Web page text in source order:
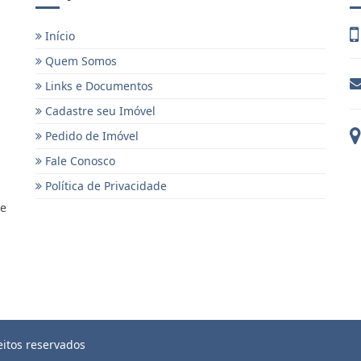
Início
Quem Somos
Links e Documentos
Cadastre seu Imóvel
Pedido de Imóvel
Fale Conosco
Política de Privacidade
reservados